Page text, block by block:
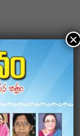
Required
×